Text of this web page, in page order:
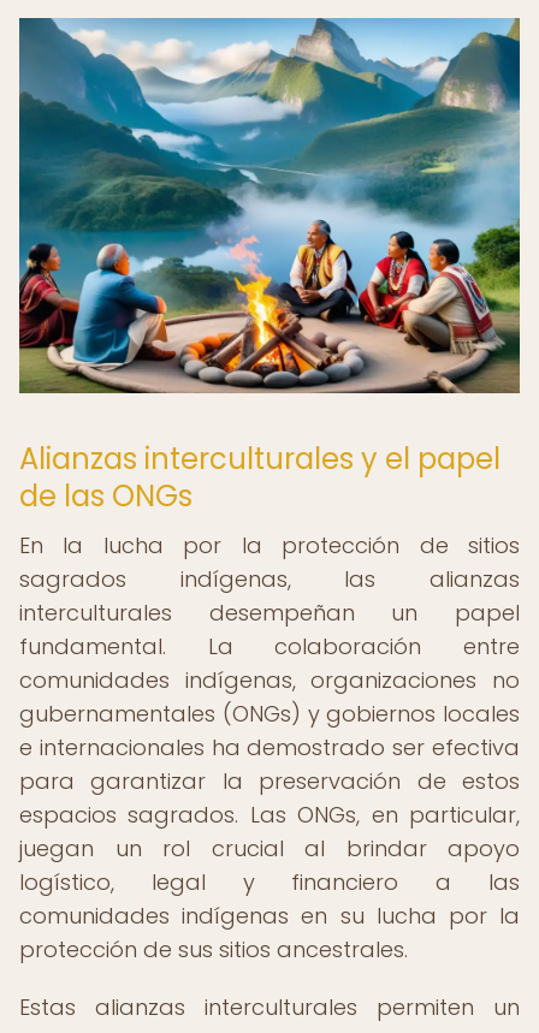
Alianzas interculturales y el papel
de las ONGs
En la lucha por la protección de sitios
sagrados indígenas, las alianzas
interculturales desempeñan un papel
fundamental. La colaboración entre
comunidades indígenas, organizaciones no
gubernamentales (ONGs) y gobiernos locales
e internacionales ha demostrado ser efectiva
para garantizar la preservación de estos
espacios sagrados. Las ONGs, en particular,
juegan un rol crucial al brindar apoyo
logístico, legal y financiero a las
comunidades indígenas en su lucha por la
protección de sus sitios ancestrales.
Estas alianzas interculturales permiten un